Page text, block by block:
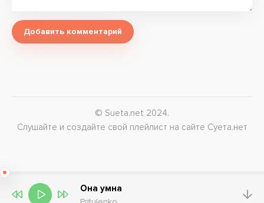
Добавить комментарий
© Sueta.net 2024.
Слушайте и создайте свой плейлист на сайте Суета.нет
Она умна